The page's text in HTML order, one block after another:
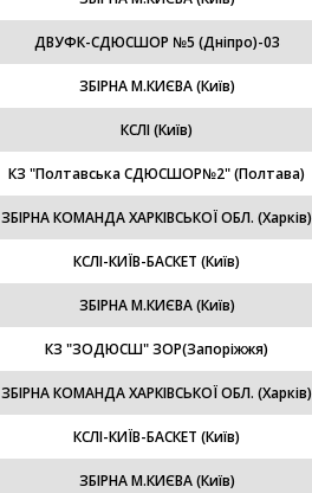
ДВУФК-СДЮСШОР №5 (Дніпро)-03
ЗБІРНА М.КИЄВА (Київ)
КСЛІ (Київ)
КЗ "Полтавська СДЮСШОР№2" (Полтава)
ЗБІРНА КОМАНДА ХАРКІВСЬКОЇ ОБЛ. (Харків)
КСЛI-КИЇВ-БАСКЕТ (Київ)
ЗБІРНА М.КИЄВА (Київ)
КЗ "ЗОДЮСШ" ЗОР(Запоріжжя)
ЗБІРНА КОМАНДА ХАРКІВСЬКОЇ ОБЛ. (Харків)
КСЛI-КИЇВ-БАСКЕТ (Київ)
ЗБІРНА М.КИЄВА (Київ)